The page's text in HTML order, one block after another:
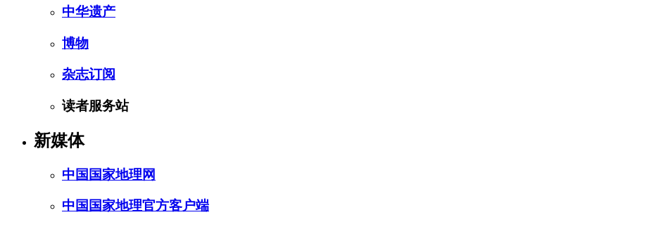
中华遗产
博物
杂志订阅
读者服务站
新媒体
中国国家地理网
中国国家地理官方客户端